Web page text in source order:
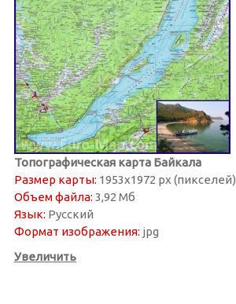
Топографическая карта Байкала
Размер карты: 1953х1972 px (пикселей)
Объем файла: 3,92 Мб
Язык: Русский
Формат изображения: jpg
Увеличить